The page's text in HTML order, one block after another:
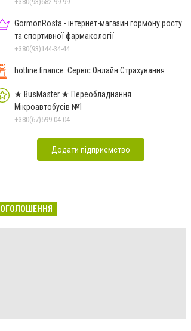
GormonRosta - інтернет-магазин гормону росту
та спортивної фармакології
+380(93)144-34-44
hotline.finance: Сервіс Онлайн Страхування
★ BusMaster ★ Переобладнання
Мікроавтобусів №1
+380(67)599-04-04
Додати підприємство
ОГОЛОШЕННЯ